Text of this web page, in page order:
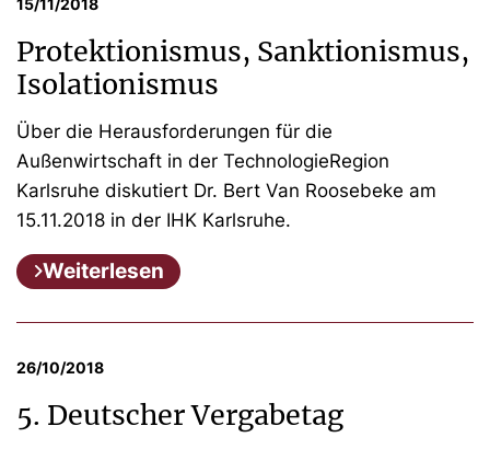
Protektionismus, Sanktionismus,
Isolationismus
Über die Herausforderungen für die
Außenwirtschaft in der TechnologieRegion
Karlsruhe diskutiert Dr. Bert Van Roosebeke am
15.11.2018 in der IHK Karlsruhe.
Weiterlesen
26/10/2018
5. Deutscher Vergabetag